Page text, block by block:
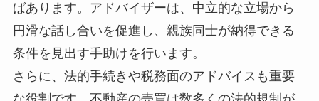
ばあります。アドバイザーは、中立的な立場から
円滑な話し合いを促進し、親族同士が納得できる
条件を見出す手助けを行います。
さらに、法的手続きや税務面のアドバイスも重要